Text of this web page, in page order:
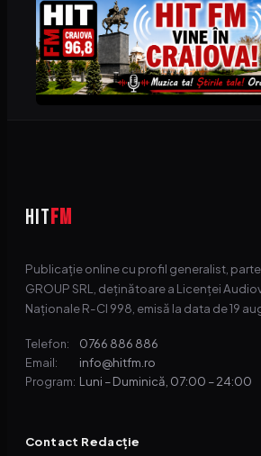
HITFM
Publicație online cu profil generalist, parte
GROUP SRL, deținătoare a Licenței
Naționale R-CI 998, emisă la data de 19
Telefon: 0766 886 886
Email: info@hitfm.ro
Program: Luni – Duminică, 07:00 – 24:00
Contact Redacție